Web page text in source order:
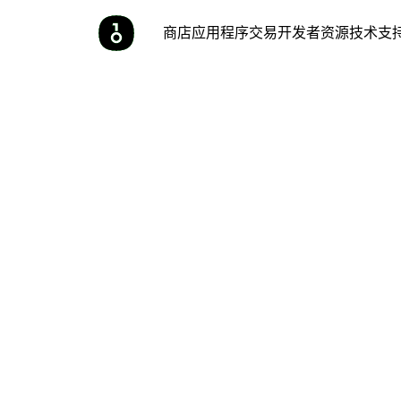
商店应用程序交易开发者资源技术支